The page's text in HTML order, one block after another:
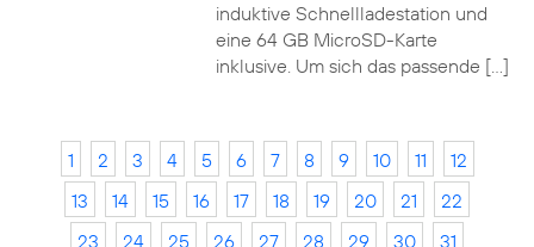
induktive Schnellladestation und
eine 64 GB MicroSD-Karte
inklusive. Um sich das passende […]
1 2 3 4 5 6 7 8 9 10 11
12
13
14 15 16 17 18 19 20 21
22
23
24 25 26 27 28 29 30
31